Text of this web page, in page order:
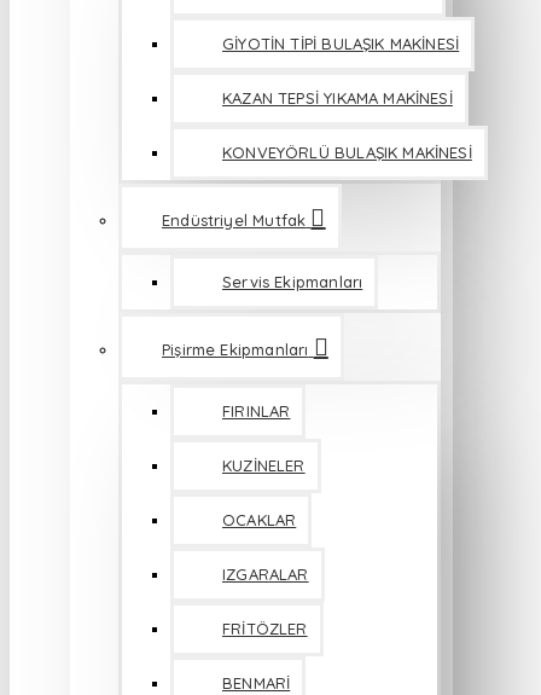
GİYOTİN TİPİ BULAŞIK MAKİNESİ
KAZAN TEPSİ YIKAMA MAKİNESİ
KONVEYÖRLÜ BULAŞIK MAKİNESİ
Endüstriyel Mutfak
Servis Ekipmanları
Pişirme Ekipmanları
FIRINLAR
KUZİNELER
OCAKLAR
IZGARALAR
FRİTÖZLER
BENMARİ